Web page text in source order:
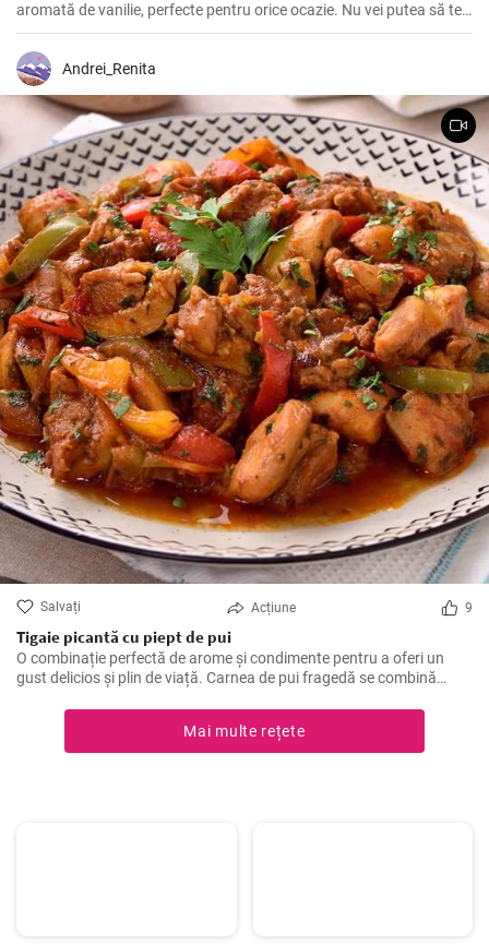
aromată de vanilie, perfecte pentru orice ocazie. Nu vei putea să te
oprești la un singur ecler!
Andrei_Renita
Salvați Acțiune 9
Tigaie picantă cu piept de pui
O combinație perfectă de arome și condimente pentru a oferi un
gust delicios și plin de viață. Carnea de pui fragedă se combină
oferă o notă exotexotică și bogată.
Mai multe rețete